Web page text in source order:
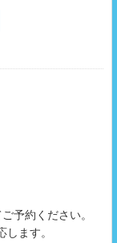
予約ください。
ます。